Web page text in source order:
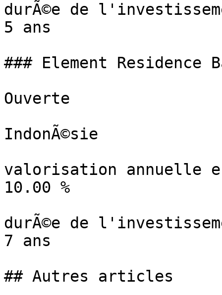
durÃ©e de
5 ans
### Element
Ouverte
IndonÃ©sie
valorisation annuelle
10.00 %
durÃ©e de
7 ans
## Autres articles